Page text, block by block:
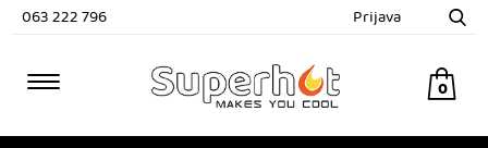
063 222 796 Prijava
0